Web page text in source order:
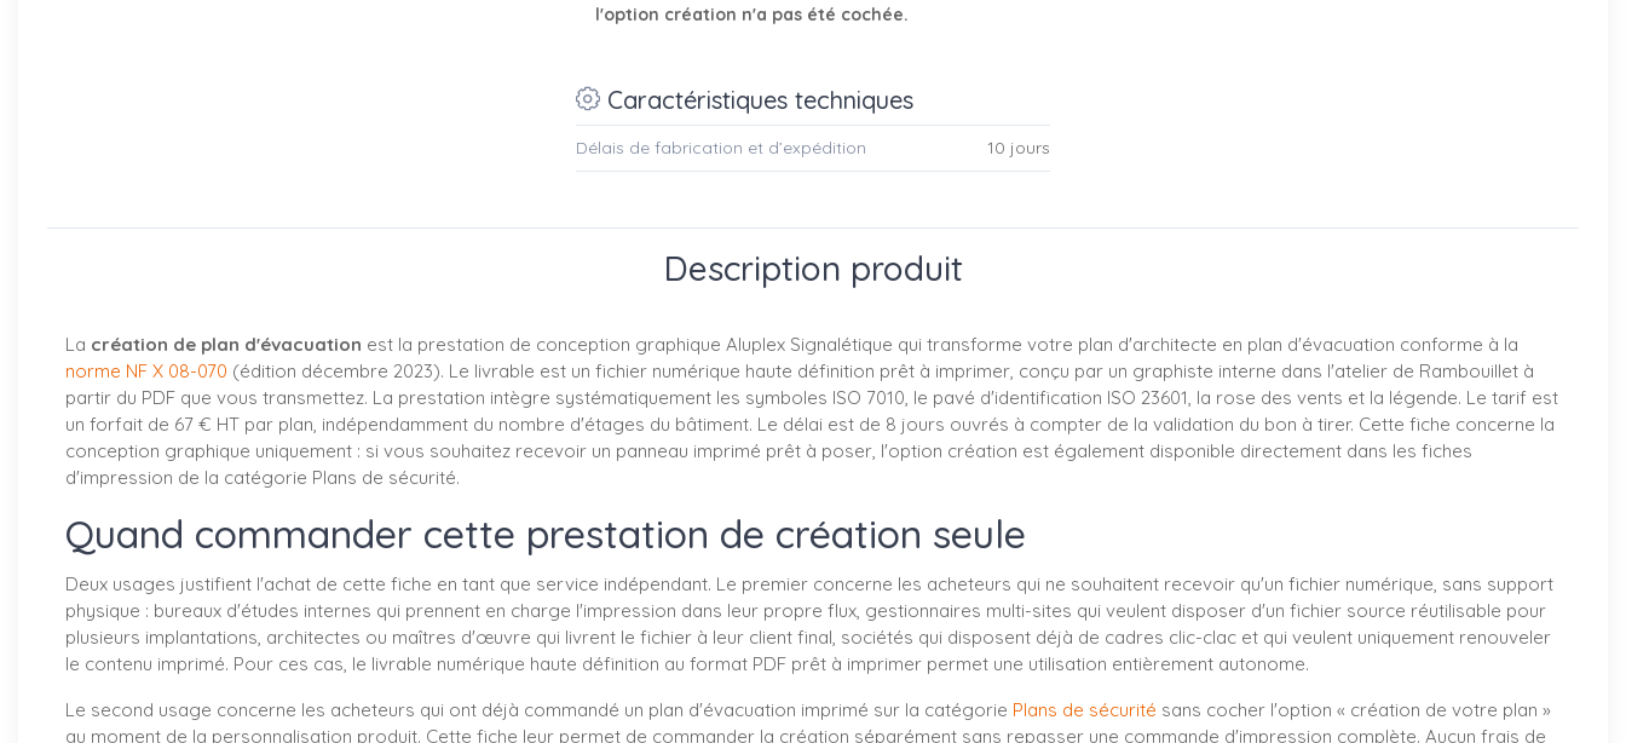
l'option création n'a pas été cochée.
Caractéristiques techniques
Délais de fabrication et d’expédition 10 jours
Description produit
La création de plan d'évacuation est la prestation de conception graphique Aluplex Signalétique qui transforme votre plan d'architecte en plan d'évacuation conforme à la
norme NF X 08-070 (édition décembre 2023). Le livrable est un fichier numérique haute définition prêt à imprimer, conçu par un graphiste interne dans l'atelier de Rambouillet à
partir du PDF que vous transmettez. La prestation intègre systématiquement les symboles ISO 7010, le pavé d'identification ISO 23601, la rose des vents et la légende. Le tarif est
un forfait de 67 € HT par plan, indépendamment du nombre d'étages du bâtiment. Le délai est de 8 jours ouvrés à compter de la validation du bon à tirer. Cette fiche concerne la
conception graphique uniquement : si vous souhaitez recevoir un panneau imprimé prêt à poser, l'option création est également disponible directement dans les fiches
d'impression de la catégorie Plans de sécurité.
Quand commander cette prestation de création seule
Deux usages justifient l'achat de cette fiche en tant que service indépendant. Le premier concerne les acheteurs qui ne souhaitent recevoir qu'un fichier numérique, sans support
physique : bureaux d'études internes qui prennent en charge l'impression dans leur propre flux, gestionnaires multi-sites qui veulent disposer d'un fichier source réutilisable pour
plusieurs implantations, architectes ou maîtres d'œuvre qui livrent le fichier à leur client final, sociétés qui disposent déjà de cadres clic-clac et qui veulent uniquement renouveler
le contenu imprimé. Pour ces cas, le livrable numérique haute définition au format PDF prêt à imprimer permet une utilisation entièrement autonome.
Le second usage concerne les acheteurs qui ont déjà commandé un plan d'évacuation imprimé sur la catégorie Plans de sécurité sans cocher l'option « création de votre plan »
au moment de la personnalisation produit. Cette fiche leur permet de commander la création séparément sans repasser une commande d'impression complète. Aucun frais de